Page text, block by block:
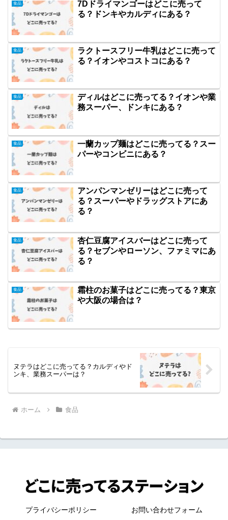
食品
7Dドライマンゴーはどこに売って
る？ドンキやカルディにある？
食品
ラクトースフリー牛乳はどこに売って
る？イオンやコストコにある？
食品
ディルはどこに売ってる？イオンや業
務スーパー、ドンキにある？
食品
一蘭カップ麺はどこに売ってる？スー
パーやコンビニにある？
食品
アンパンマンゼリーはどこに売って
る？スーパーやドラッグストアにあ
る？
食品
杏仁豆腐アイスバーはどこに売って
る？セブンやローソン、ファミマにあ
る？
食品
霜柱のお菓子はどこに売ってる？東京
や大阪の場合は？
ヌテラはどこに売ってる？カルディやド
ンキ、業務スーパーは？
ホーム 食品
プライバシーポリシー お問い合わせフォーム